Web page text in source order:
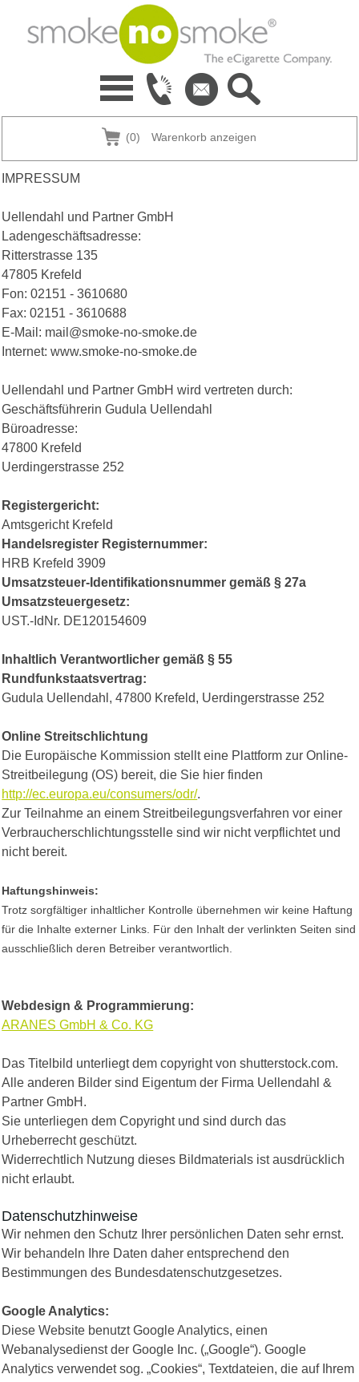
(0) Warenkorb anzeigen
IMPRESSUM
Uellendahl und Partner GmbH
Ladengeschäftsadresse:
Ritterstrasse 135
47805 Krefeld
Fon: 02151 - 3610680
Fax: 02151 - 3610688
E-Mail: mail@smoke-no-smoke.de
Internet: www.smoke-no-smoke.de
Uellendahl und Partner GmbH wird vertreten durch:
Geschäftsführerin Gudula Uellendahl
Büroadresse:
47800 Krefeld
Uerdingerstrasse 252
Registergericht:
Amtsgericht Krefeld
Handelsregister Registernummer:
HRB Krefeld 3909
Umsatzsteuer-Identifikationsnummer gemäß § 27a
Umsatzsteuergesetz:
UST.-IdNr. DE120154609
Inhaltlich Verantwortlicher gemäß § 55
Rundfunkstaatsvertrag:
Gudula Uellendahl, 47800 Krefeld, Uerdingerstrasse 252
Online Streitschlichtung
Die Europäische Kommission stellt eine Plattform zur Online-
Streitbeilegung (OS) bereit, die Sie hier finden
http://ec.europa.eu/consumers/odr/.
Zur Teilnahme an einem Streitbeilegungsverfahren vor einer
Verbraucherschlichtungsstelle sind wir nicht verpflichtet und
nicht bereit.
Haftungshinweis:
Trotz sorgfältiger inhaltlicher Kontrolle übernehmen wir keine Haftung
für die Inhalte externer Links. Für den Inhalt der verlinkten Seiten sind
ausschließlich deren Betreiber verantwortlich.
Webdesign & Programmierung:
ARANES GmbH & Co. KG
Das Titelbild unterliegt dem copyright von shutterstock.com.
Alle anderen Bilder sind Eigentum der Firma Uellendahl &
Partner GmbH.
Sie unterliegen dem Copyright und sind durch das
Urheberrecht geschützt.
Widerrechtlich Nutzung dieses Bildmaterials ist ausdrücklich
nicht erlaubt.
Datenschutzhinweise
Wir nehmen den Schutz Ihrer persönlichen Daten sehr ernst.
Wir behandeln Ihre Daten daher entsprechend den
Bestimmungen des Bundesdatenschutzgesetzes.
Google Analytics:
Diese Website benutzt Google Analytics, einen
Webanalysedienst der Google Inc. („Google“). Google
Analytics verwendet sog. „Cookies“, Textdateien, die auf Ihrem